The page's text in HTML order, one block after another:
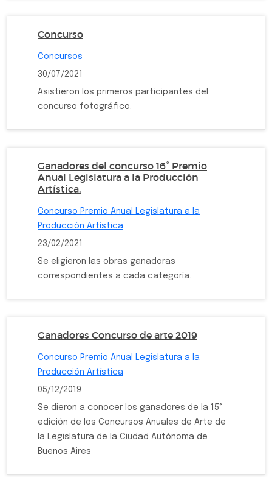
Concurso
Concursos
30/07/2021
Asistieron los primeros participantes del
concurso fotográfico.
Ganadores del concurso 16° Premio
Anual Legislatura a la Producción
Artística.
Concurso Premio Anual Legislatura a la
Producción Artística
23/02/2021
Se eligieron las obras ganadoras
correspondientes a cada categoría.
Ganadores Concurso de arte 2019
Concurso Premio Anual Legislatura a la
Producción Artística
05/12/2019
Se dieron a conocer los ganadores de la 15°
edición de los Concursos Anuales de Arte de
la Legislatura de la Ciudad Autónoma de
Buenos Aires